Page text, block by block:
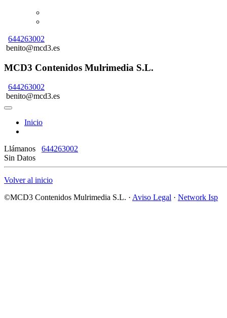
644263002
benito@mcd3.es
MCD3 Contenidos Mulrimedia S.L.
644263002
benito@mcd3.es
Inicio
Llámanos
644263002
Sin Datos
Volver al inicio
©MCD3 Contenidos Mulrimedia S.L. · Aviso Legal · Network Isp